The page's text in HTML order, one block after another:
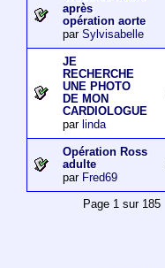
après
opération aorte
par Sylvisabelle
JE
RECHERCHE
UNE PHOTO
DE MON
CARDIOLOGUE
par linda
Opération Ross
adulte
par Fred69
Page 1 sur